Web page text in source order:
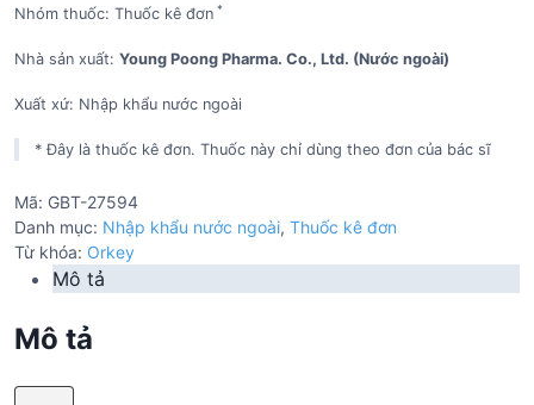
Nhóm thuốc: Thuốc kê đơn *
Nhà sản xuất: Young Poong Pharma. Co., Ltd. (Nước ngoài)
Xuất xứ: Nhập khẩu nước ngoài
* Đây là thuốc kê đơn. Thuốc này chỉ dùng theo đơn của bác sĩ
Mã: GBT-27594
Danh mục: Nhập khẩu nước ngoài, Thuốc kê đơn
Từ khóa: Orkey
Mô tả
Mô tả